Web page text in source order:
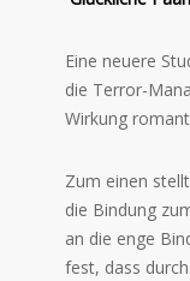
Eine neuere
die Terror-
Wirkung
Zum einen
die Bindung
an die enge
fest, dass